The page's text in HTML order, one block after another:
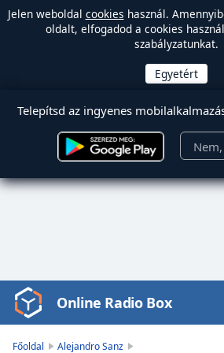
Jelen weboldal cookies használ.
oldalt, elfogadod a cookies
szabályzatunkat.
Telepítsd az ingyenes
Video
Player
Online Radio Box
Főoldal
Alejandro Sanz